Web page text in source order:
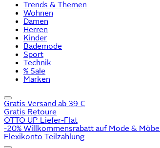
Trends & Themen
Wohnen
Damen
Herren
Kinder
Bademode
Sport
Technik
% Sale
Marken
Gratis Versand ab 39 €
Gratis Retoure
OTTO UP Liefer-Flat
-20% Willkommensrabatt auf Mode & Möbel
Flexikonto Teilzahlung